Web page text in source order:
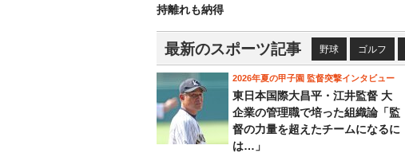
持離れも納得
最新のスポーツ記事 野球 ゴルフ
2026年夏の甲子園 監督突撃インタビュー
東日本国際大昌平・江井監督 大
企業の管理職で培った組織論「監
督の力量を超えたチームになるに
は…」